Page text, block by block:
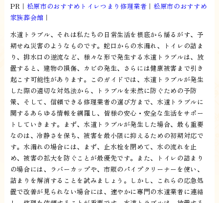
PR｜ 松原市のおすすめトイレつまり修理業者 ｜松原市のおすすめ
家族葬会館 ｜
水道トラブル、それは私たちの日常生活を根底から揺るがす、予
期せぬ災害のようなものです。蛇口からの水漏れ、トイレの詰ま
り、排水口の逆流など、様々な形で発生する水道トラブルは、放
置すると、建物の損傷、カビの発生、さらには健康被害まで引き
起こす可能性があります。このガイドでは、水道トラブルが発生
した際の適切な対処法から、トラブルを未然に防ぐための予防
策、そして、信頼できる修理業者の選び方まで、水道トラブルに
関するあらゆる情報を網羅し、皆様の安心・安全な生活をサポー
トしていきます。まず、水道トラブルが発生した場合、最も重要
なのは、冷静さを保ち、被害を最小限に抑えるための初期対応で
す。水漏れの場合には、まず、止水栓を閉めて、水の流れを止
め、被害の拡大を防ぐことが最優先です。また、トイレの詰まり
の場合には、ラバーカップや、市販のパイプクリーナーを使い、
詰まりを解消することを試みましょう。しかし、これらの応急処
置で改善が見られない場合には、速やかに専門の水道業者に連絡